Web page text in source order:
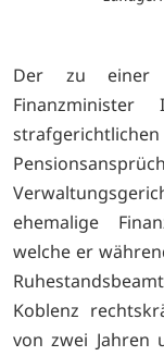
Der zu einer
ehemalige
welche er
Koblenz
von zwei Jahren